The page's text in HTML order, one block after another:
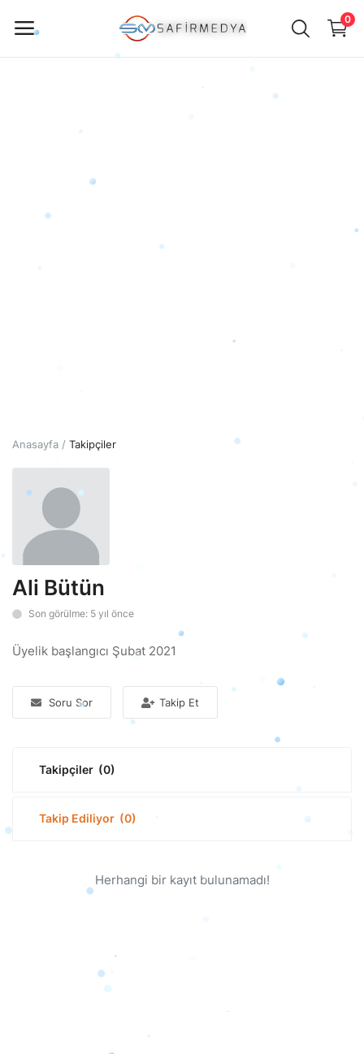
0
Anasayfa Takipçiler
Ali Bütün
Son görülme: 5 yıl önce
Üyelik başlangıcı Şubat 2021
Soru Sor Takip Et
Takipçiler (0)
Takip Ediliyor (0)
Herhangi bir kayıt bulunamadı!